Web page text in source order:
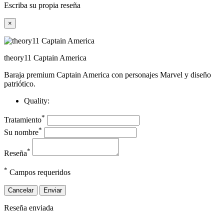
Escriba su propia reseña
×
theory11 Captain America
Baraja premium Captain America con personajes Marvel y diseño
patriótico.
Quality:
Tratamiento*
Su nombre*
Reseña*
* Campos requeridos
Cancelar Enviar
Reseña enviada